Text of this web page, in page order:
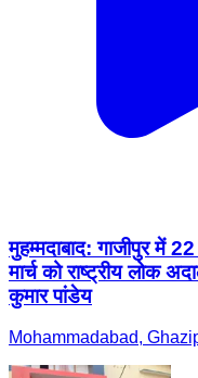
मुहम्मदाबाद: गाजीपुर में
मार्च को राष्ट्रीय लोक
कुमार पांडेय
Mohammadabad,